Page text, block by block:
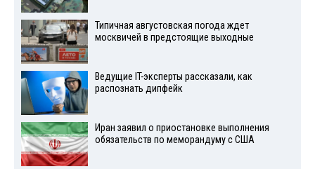
Типичная августовская погода ждет
москвичей в предстоящие выходные
Ведущие IT-эксперты рассказали, как
распознать дипфейк
Иран заявил о приостановке выполнения
обязательств по меморандуму с США